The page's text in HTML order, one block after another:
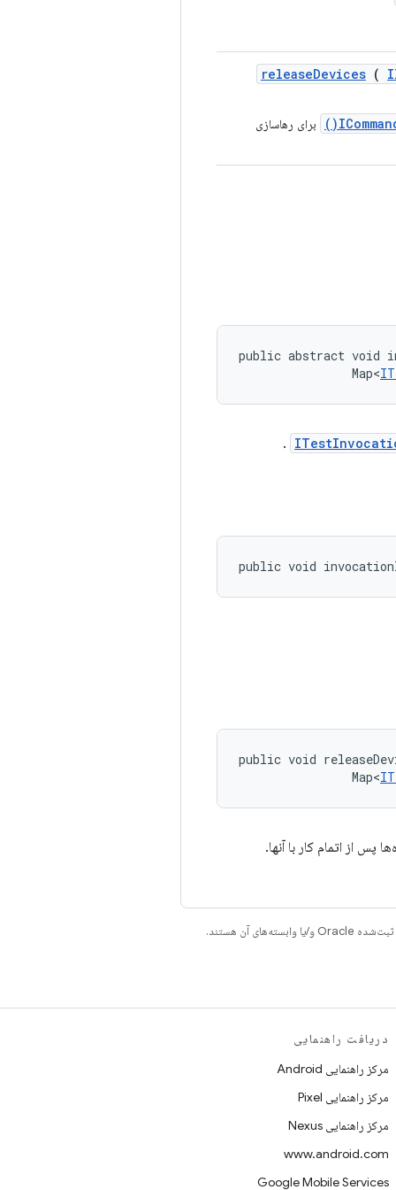
releaseDevices (
برای رهاسازی
public abstract void
                Map<
.
public void
public void
                Map<
پس از اتمام کار با آنها.
دریافت راهنمایی
مرکز راهنمایی Android
مرکز راهنمایی Pixel
مرکز راهنمایی Nexus
www.android.com
Google Mobile Services